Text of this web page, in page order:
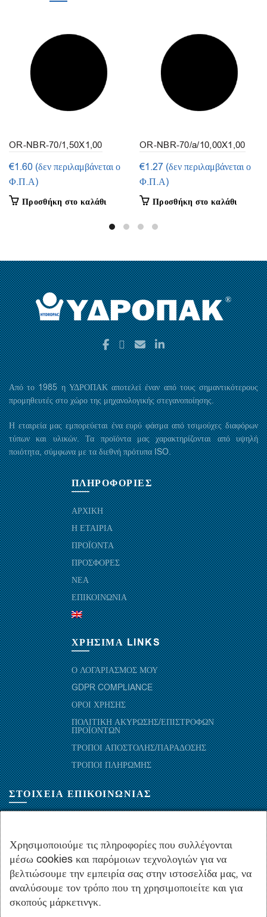
OR-NBR-70/1,50X1,00
(συσκευασία 50τμ.)
€1.60 (δεν περιλαμβάνεται ο
Φ.Π.Α)
Προσθήκη στο καλάθι
OR-NBR-70/a/10,00X1,00
(συσκευασία 50τμ.)
€1.27 (δεν περιλαμβάνεται ο
Φ.Π.Α)
Προσθήκη στο καλάθι
Από το 1985 η ΥΔΡΟΠΑΚ αποτελεί έναν από τους σημαντικότερους
προμηθευτές στο χώρο της μηχανολογικής στεγανοποίησης.
Η εταιρεία μας εμπορεύεται ένα ευρύ φάσμα από τσιμούχες διαφόρων
τύπων και υλικών. Τα προϊόντα μας χαρακτηρίζονται από υψηλή
ποιότητα, σύμφωνα με τα διεθνή πρότυπα ISO.
ΠΛΗΡΟΦΟΡΙΕΣ
ΑΡΧΙΚΗ
Η ΕΤΑΙΡΙΑ
ΠΡΟΪΟΝΤΑ
ΠΡΟΣΦΟΡΕΣ
ΝΕΑ
ΕΠΙΚΟΙΝΩΝΙΑ
ΧΡΗΣΙΜΑ LINKS
Ο ΛΟΓΑΡΙΑΣΜΟΣ ΜΟΥ
GDPR COMPLIANCE
ΟΡΟΙ ΧΡΗΣΗΣ
ΠΟΛΙΤΙΚΗ ΑΚΥΡΩΣΗΣ/ΕΠΙΣΤΡΟΦΩΝ
ΠΡΟΪΟΝΤΩΝ
ΤΡΟΠΟΙ ΑΠΟΣΤΟΛΗΣ/ΠΑΡΑΔΟΣΗΣ
ΤΡΟΠΟΙ ΠΛΗΡΩΜΗΣ
ΣΤΟΙΧΕΙΑ ΕΠΙΚΟΙΝΩΝΙΑΣ
+30.210-5143367,+30.210-5154659,+30.210-5147842
+30.210-5133976
info@hydropac.gr
Δευτ. εως Παρ.: 08:00 - 16:00
Χρησιμοποιούμε τις πληροφορίες που συλλέγονται
μέσω cookies και παρόμοιων τεχνολογιών για να
βελτιώσουμε την εμπειρία σας στην ιστοσελίδα μας, να
αναλύσουμε τον τρόπο που τη χρησιμοποιείτε και για
σκοπούς μάρκετινγκ.